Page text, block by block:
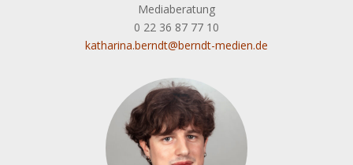
Mediaberatung
0 22 36 87 77 10
katharina.berndt@berndt-medien.de